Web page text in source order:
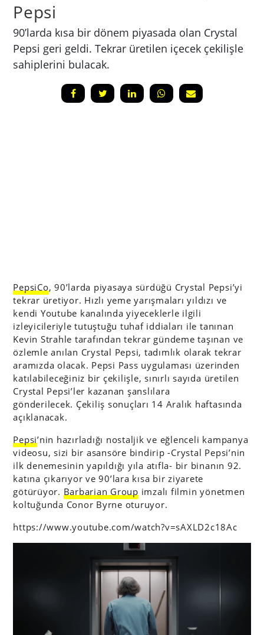
Pepsi
90’larda kısa bir dönem piyasada olan Crystal
Pepsi geri geldi. Tekrar üretilen içecek çekilişle
sahiplerini bulacak.
PepsiCo, 90’larda piyasaya sürdüğü Crystal Pepsi’yi
tekrar üretiyor. Hızlı yeme yarışmaları yıldızı ve
kendi Youtube kanalında yiyeceklerle ilgili
izleyicileriyle tutuştuğu tuhaf iddiaları ile tanınan
Kevin Strahle tarafından tekrar gündeme taşınan ve
özlemle anılan Crystal Pepsi, tadımlık olarak tekrar
aramızda olacak. Pepsi Pass uygulaması üzerinden
katılabileceğiniz bir çekilişle, sınırlı sayıda üretilen
Crystal Pepsi’ler kazanan şanslılara
gönderilecek. Çekiliş sonuçları 14 Aralık haftasında
açıklanacak.
Pepsi’nin hazırladığı nostaljik ve eğlenceli kampanya
videosu, sizi bir asansöre bindirip -Crystal Pepsi’nin
ilk denemesinin yapıldığı yıla atıfla- bir binanın 92.
katına çıkarıyor ve 90’lara kısa bir ziyarete
götürüyor. Barbarian Group imzalı filmin yönetmen
koltuğunda Conor Byrne oturuyor.
https://www.youtube.com/watch?v=sAXLD2c18Ac